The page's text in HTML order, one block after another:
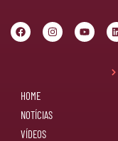
HOME
NOTÍCIAS
VÍDEOS